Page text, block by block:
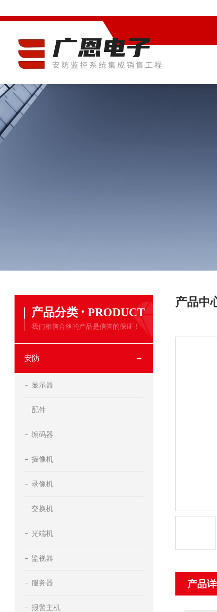
产品分类 · PRODUCT
我们相信合格的产品是信誉的保证！
安防
显示器
配件
编码器
摄像机
录像机
交换机
光端机
监视器
服务器
报警主机
产品中
产品